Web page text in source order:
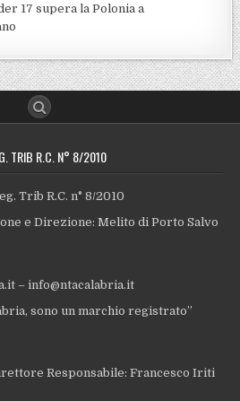
17 supera la Polonia a
TRIB R.C. N° 8/2010
Trib R.C. n° 8/2010
e Direzione: Melito di Porto Salvo
– info@ntacalabria.it
sono un marchio registrato”
Responsabile: Francesco Iriti